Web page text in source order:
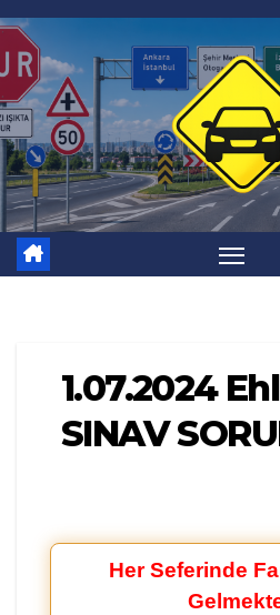
Skip
to
content
1.07.2024
SINAV
Her Seferinde